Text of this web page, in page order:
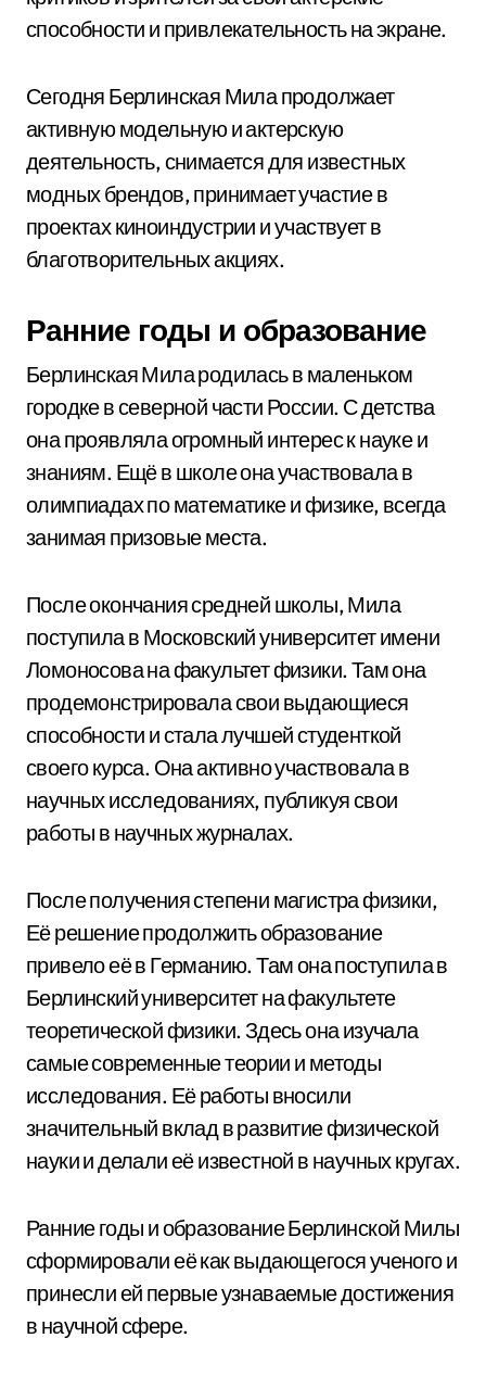
способности и привлекательность на экране.
Сегодня Берлинская Мила продолжает
активную модельную и актерскую
деятельность, снимается для известных
модных брендов, принимает участие в
проектах киноиндустрии и участвует в
благотворительных акциях.
Ранние годы и образование
Берлинская Мила родилась в маленьком
городке в северной части России. С детства
она проявляла огромный интерес к науке и
знаниям. Ещё в школе она участвовала в
олимпиадах по математике и физике, всегда
занимая призовые места.
После окончания средней школы, Мила
поступила в Московский университет имени
Ломоносова на факультет физики. Там она
продемонстрировала свои выдающиеся
способности и стала лучшей студенткой
своего курса. Она активно участвовала в
научных исследованиях, публикуя свои
работы в научных журналах.
После получения степени магистра физики,
Её решение продолжить образование
привело её в Германию. Там она поступила в
Берлинский университет на факультете
теоретической физики. Здесь она изучала
самые современные теории и методы
исследования. Её работы вносили
значительный вклад в развитие физической
науки и делали её известной в научных кругах.
Ранние годы и образование Берлинской Милы
сформировали её как выдающегося ученого и
принесли ей первые узнаваемые достижения
в научной сфере.